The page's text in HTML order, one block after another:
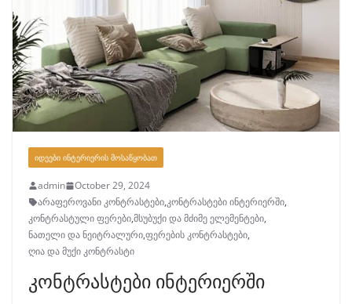
ᲘᲓᲔᲔᲑᲘ ᲘᲜᲢᲔᲠᲘᲔᲠᲘᲡ ᲛᲝᲡᲐᲬᲧᲝᲑᲐᲗ
admin
October 29, 2024
არაფეროვანი კონტრასტები,კონტრასტები ინტერიერში,
კონტრასტული ფერები,მსუბუქი და მძიმე ელემენტები,
ნათელი და ნეიტრალური,ფერების კონტრასტები,
ღია და მუქი კონტრასტი
კონტრასტები ინტერიერში